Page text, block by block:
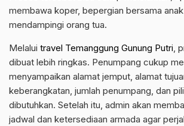
membawa koper, bepergian bersama
mendampingi orang tua.
Melalui travel Temanggung Gunung Putri,
dibuat lebih ringkas. Penumpang cukup
menyampaikan alamat jemput, alamat
keberangkatan, jumlah penumpang, dan
dibutuhkan. Setelah itu, admin akan
jadwal dan ketersediaan armada agar